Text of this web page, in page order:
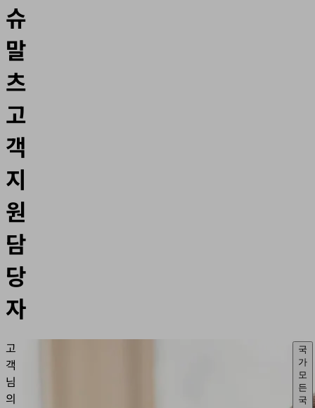
슈
말
츠
고
객
지
원
담
당
자
고
객
님
의
국
가
모
든
국